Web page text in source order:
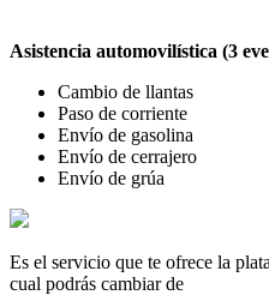
Asistencia automovilística (3
Cambio de llantas
Paso de corriente
Envío de gasolina
Envío de cerrajero
Envío de grúa
Es el servicio que te ofrece la
cual podrás cambiar de